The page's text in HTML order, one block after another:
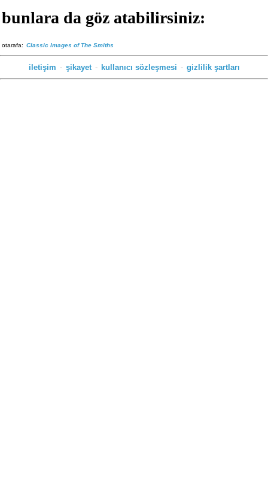
bunlara da göz atabilirsiniz:
otarafa: Classic Images of The Smiths
iletişim - şikayet - kullanıcı sözleşmesi - gizlilik şartları